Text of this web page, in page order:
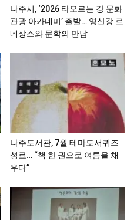
나주시, ‘2026 타오르는 강 문화
관광 아카데미’ 출발… 영산강 르
네상스와 문학의 만남
나주도서관, 7월 테마도서퀴즈
성료… “책 한 권으로 여름을 채
우다”